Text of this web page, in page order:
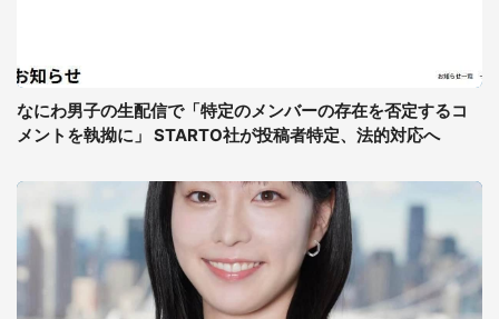
なにわ男子の生配信で「特定のメンバーの存在を否定するコ
メントを執拗に」 STARTO社が投稿者特定、法的対応へ